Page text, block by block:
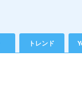
トレンド